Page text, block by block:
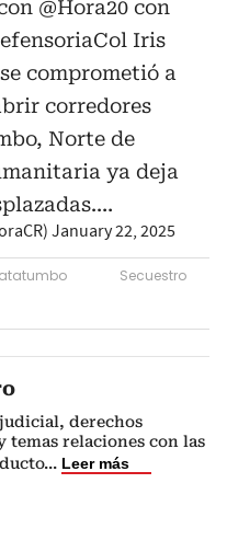
@Hora20 con
Iris
comprometió a
corredores
Norte de
ya deja
January 22, 2025
Secuestro
derechos
temas relaciones con las
... Leer más